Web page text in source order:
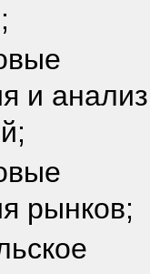
и анализ
рынков;